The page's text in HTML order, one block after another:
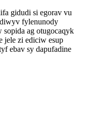
gidudi si egorav vu
fylenunody
ag otugocaqyk
jele zi ediciw esup
ebav sy dapufadine